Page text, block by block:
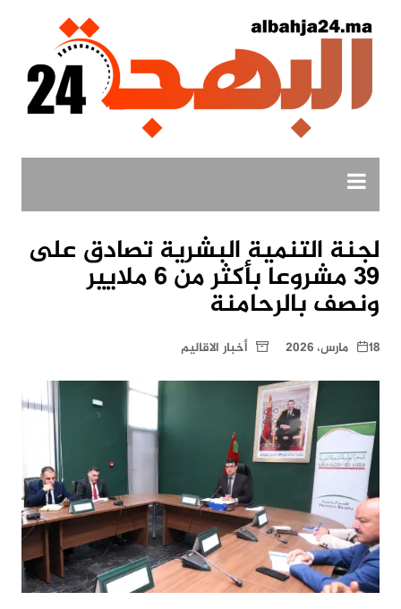
لجنة التنمية البشرية تصادق على
39 مشروعا بأكثر من 6 ملايير
ونصف بالرحامنة
18 مارس، 2026 أخبار الاقاليم